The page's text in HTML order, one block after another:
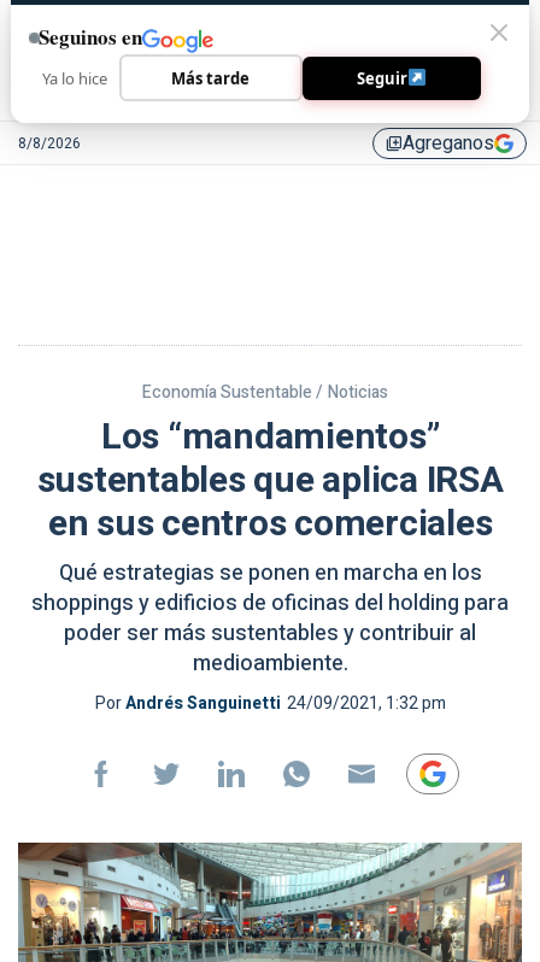
8/8/2026 library_addAgreganos
Economía Sustentable / Noticias
Los “mandamientos”
sustentables que aplica IRSA
en sus centros comerciales
Qué estrategias se ponen en marcha en los
shoppings y edificios de oficinas del holding para
poder ser más sustentables y contribuir al
medioambiente.
PorAndrés Sanguinetti 24/09/2021, 1:32 pm
Seguinos en
Ya lo hice Más tarde Seguir